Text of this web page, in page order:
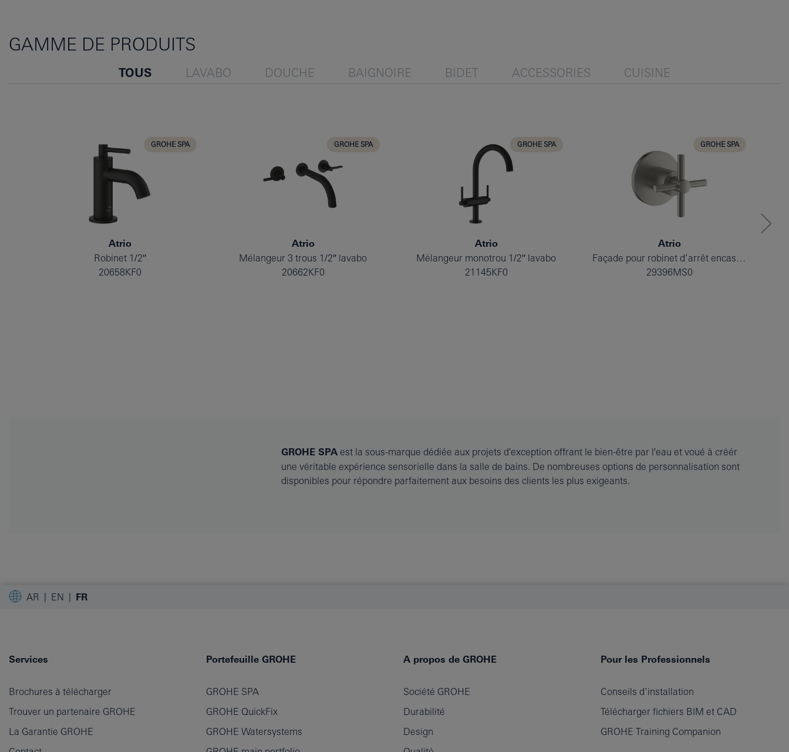
GAMME DE PRODUITS
TOUS LAVABO DOUCHE BAIGNOIRE BIDET ACCESSORIES CUISINE
GROHE SPA
Atrio
Robinet 1/2″
20658KF0
GROHE SPA
Atrio
Mélangeur 3 trous 1/2″ lavabo
20662KF0
GROHE SPA
Atrio
Mélangeur monotrou 1/2″ lavabo
21145KF0
GROHE SPA
Atrio
Façade pour robinet d’arrêt encastré
29396MS0
GROHE SPAest la sous-marque dédiée aux projets d'exception offrant le bien-être par l'eau et voué à créér
une véritable expérience sensorielle dans la salle de bains. De nombreuses options de personnalisation sont
disponibles pour répondre parfaitement aux besoins des clients les plus exigeants.
AR EN FR
Services
Brochures à télécharger
Trouver un partenaire GROHE
La Garantie GROHE
Portefeuille GROHE
GROHE SPA
GROHE QuickFix
GROHE Watersystems
A propos de GROHE
Société GROHE
Durabilité
Design
Pour les Professionnels
Conseils d’installation
Télécharger fichiers BIM et CAD
GROHE Training Companion